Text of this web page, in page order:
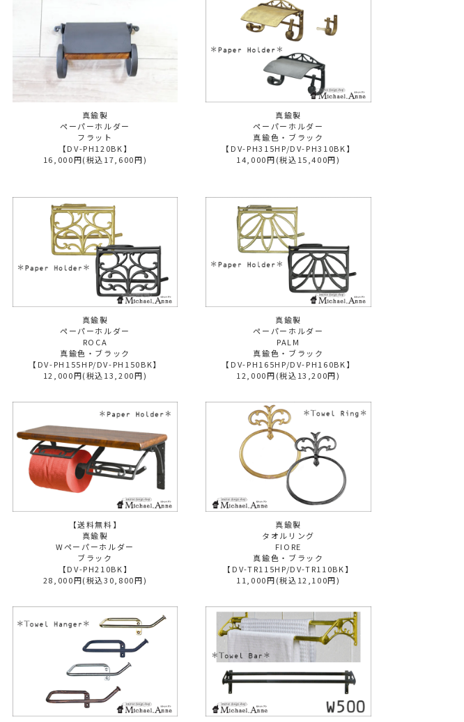
真鍮製
ペーパーホルダー
フラット
【DV-PH120BK】
16,000円(税込17,600円)
真鍮製
ペーパーホルダー
真鍮色・ブラック
【DV-PH315HP/DV-PH310BK】
14,000円(税込15,400円)
真鍮製
ペーパーホルダー
ROCA
真鍮色・ブラック
【DV-PH155HP/DV-PH150BK】
12,000円(税込13,200円)
真鍮製
ペーパーホルダー
PALM
真鍮色・ブラック
【DV-PH165HP/DV-PH160BK】
12,000円(税込13,200円)
【送料無料】
真鍮製
Wペーパーホルダー
ブラック
【DV-PH210BK】
28,000円(税込30,800円)
真鍮製
タオルリング
FIORE
真鍮色・ブラック
【DV-TR115HP/DV-TR110BK】
11,000円(税込12,100円)